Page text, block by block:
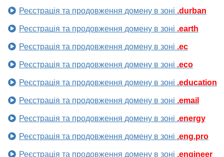
Реєстрація та продовження домену в зоні .durban
Реєстрація та продовження домену в зоні .earth
Реєстрація та продовження домену в зоні .ec
Реєстрація та продовження домену в зоні .eco
Реєстрація та продовження домену в зоні .education
Реєстрація та продовження домену в зоні .email
Реєстрація та продовження домену в зоні .energy
Реєстрація та продовження домену в зоні .eng.pro
Реєстрація та продовження домену в зоні .engineer